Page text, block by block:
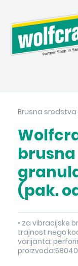
Brusna sredstva
(pak.
• za vibracijske
trajnost nego
varijanta: